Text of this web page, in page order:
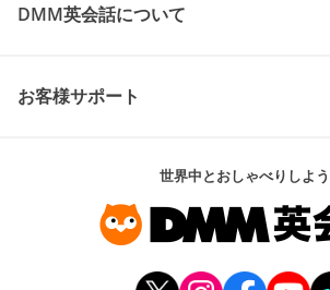
DMM英会話について
お客様サポート
世界中とおしゃべりしよう